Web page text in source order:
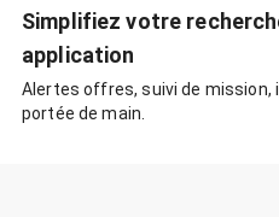
Simplifiez votre
application
Alertes offres, suivi de
portée de main.